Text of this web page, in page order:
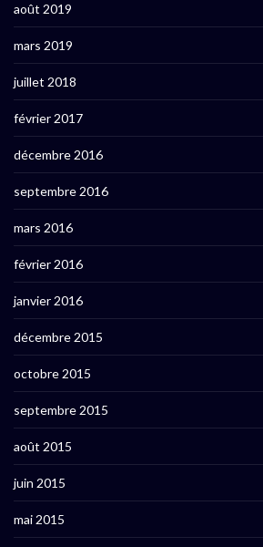
août 2019
mars 2019
juillet 2018
février 2017
décembre 2016
septembre 2016
mars 2016
février 2016
janvier 2016
décembre 2015
octobre 2015
septembre 2015
août 2015
juin 2015
mai 2015